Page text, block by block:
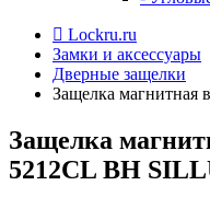
Lockru.ru
Замки и аксессуары
Дверные защелки
Защелка магнитная
Защелка
5212CL BH